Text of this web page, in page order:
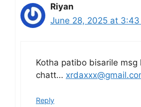
Riyan
June 28, 2025 at 3:43
Kotha patibo bisarile msg
chatt…
Reply